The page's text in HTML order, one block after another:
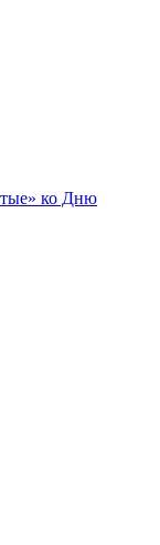
ко Дню